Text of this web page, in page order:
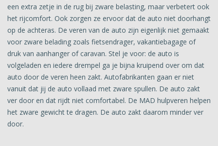
een extra zetje in de rug bij zware belasting, maar verbetert ook
het rijcomfort. Ook zorgen ze ervoor dat de auto niet doorhangt
op de achteras. De veren van de auto zijn eigenlijk niet gemaakt
voor zware belading zoals fietsendrager, vakantiebagage of
druk van aanhanger of caravan. Stel je voor: de auto is
volgeladen en iedere drempel ga je bijna kruipend over om dat
auto door de veren heen zakt. Autofabrikanten gaan er niet
vanuit dat jij de auto vollaad met zware spullen. De auto zakt
ver door en dat rijdt niet comfortabel. De MAD hulpveren helpen
het zware gewicht te dragen. De auto zakt daarom minder ver
door.